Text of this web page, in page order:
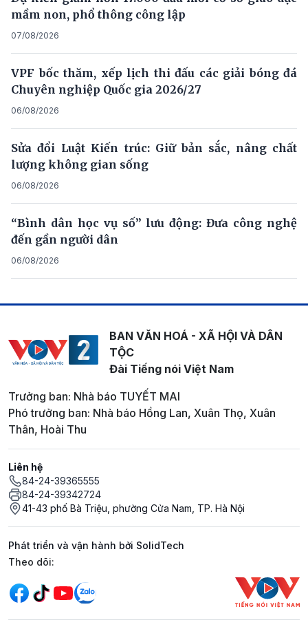
mầm non, phổ thông công lập
07/08/2026
VPF bốc thăm, xếp lịch thi đấu các giải bóng đá
Chuyên nghiệp Quốc gia 2026/27
06/08/2026
Sửa đổi Luật Kiến trúc: Giữ bản sắc, nâng chất
lượng không gian sống
06/08/2026
“Bình dân học vụ số” lưu động: Đưa công nghệ
đến gần người dân
06/08/2026
BAN VĂN HOÁ - XÃ HỘI VÀ DÂN
TỘC
Đài Tiếng nói Việt Nam
Trưởng ban: Nhà báo TUYẾT MAI
Phó trưởng ban: Nhà báo Hồng Lan, Xuân Thọ, Xuân
Thân, Hoài Thu
Liên hệ
84-24-39365555
84-24-39342724
41-43 phố Bà Triệu, phường Cửa Nam, TP. Hà Nội
Phát triển và vận hành bởi SolidTech
Mạng xã hội
Theo dõi: